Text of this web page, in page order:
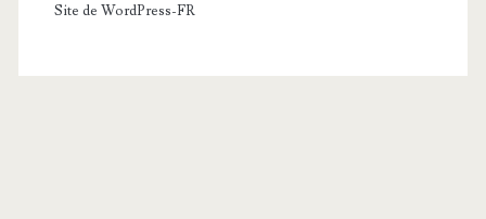
Site de WordPress-FR